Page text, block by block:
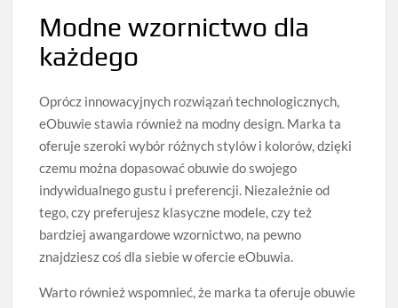
Modne wzornictwo dla
każdego
Oprócz innowacyjnych rozwiązań technologicznych,
eObuwie stawia również na modny design. Marka ta
oferuje szeroki wybór różnych stylów i kolorów, dzięki
czemu można dopasować obuwie do swojego
indywidualnego gustu i preferencji. Niezależnie od
tego, czy preferujesz klasyczne modele, czy też
bardziej awangardowe wzornictwo, na pewno
znajdziesz coś dla siebie w ofercie eObuwia.
Warto również wspomnieć, że marka ta oferuje obuwie